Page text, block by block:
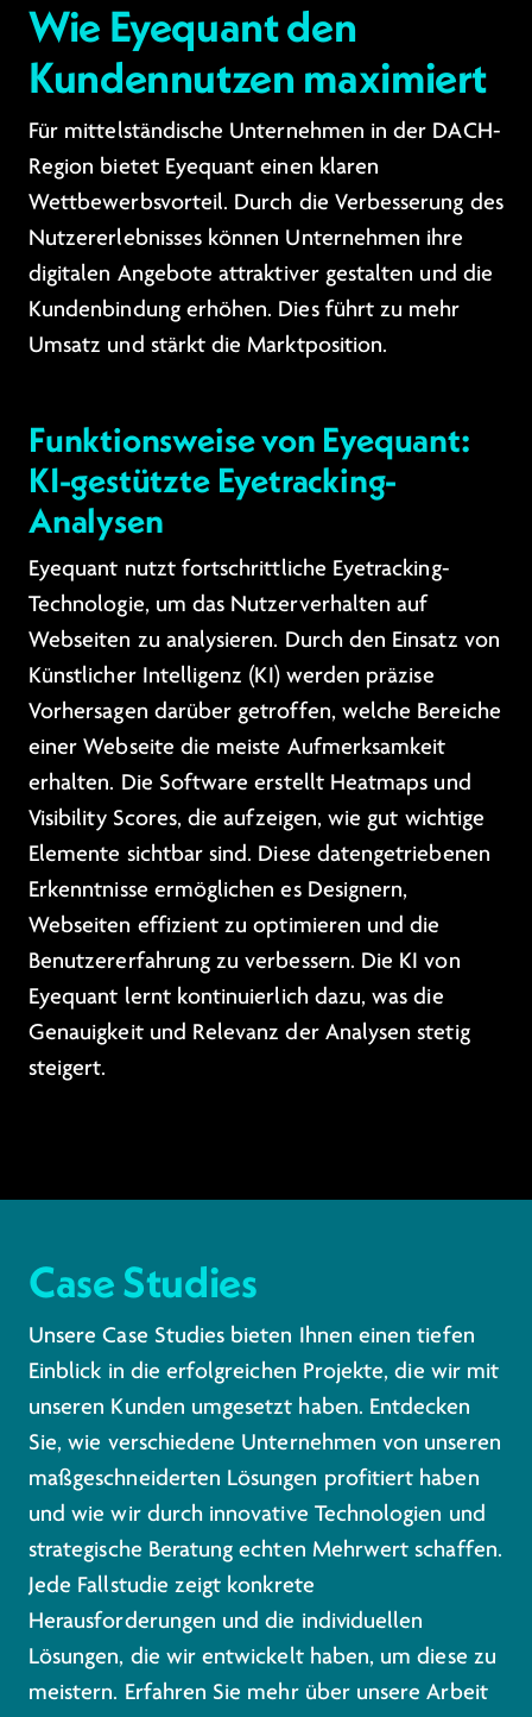
Wie Eyequant den
Kundennutzen maximiert
Für mittelständische Unternehmen in der DACH-
Region bietet Eyequant einen klaren
Wettbewerbsvorteil. Durch die Verbesserung des
Nutzererlebnisses können Unternehmen ihre
digitalen Angebote attraktiver gestalten und die
Kundenbindung erhöhen. Dies führt zu mehr
Umsatz und stärkt die Marktposition.
Funktionsweise von Eyequant:
KI-gestützte Eyetracking-
Analysen
Eyequant nutzt fortschrittliche Eyetracking-
Technologie, um das Nutzerverhalten auf
Webseiten zu analysieren. Durch den Einsatz von
Künstlicher Intelligenz (KI) werden präzise
Vorhersagen darüber getroffen, welche Bereiche
einer Webseite die meiste Aufmerksamkeit
erhalten. Die Software erstellt Heatmaps und
Visibility Scores, die aufzeigen, wie gut wichtige
Elemente sichtbar sind. Diese datengetriebenen
Erkenntnisse ermöglichen es Designern,
Webseiten effizient zu optimieren und die
Benutzererfahrung zu verbessern. Die KI von
Eyequant lernt kontinuierlich dazu, was die
Genauigkeit und Relevanz der Analysen stetig
steigert.
Case Studies
Unsere Case Studies bieten Ihnen einen tiefen
Einblick in die erfolgreichen Projekte, die wir mit
unseren Kunden umgesetzt haben. Entdecken
Sie, wie verschiedene Unternehmen von unseren
maßgeschneiderten Lösungen profitiert haben
und wie wir durch innovative Technologien und
strategische Beratung echten Mehrwert schaffen.
Jede Fallstudie zeigt konkrete
Herausforderungen und die individuellen
Lösungen, die wir entwickelt haben, um diese zu
meistern. Erfahren Sie mehr über unsere Arbeit